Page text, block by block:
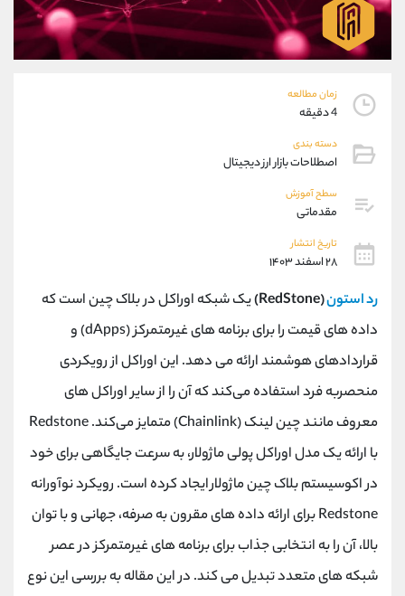
زمان مطالعه
4 دقیقه
دسته بندی
اصطلاحات بازار ارز دیجیتال
سطح آموزش
مقدماتی
تاریخ انتشار
۲۸ اسفند ۱۴۰۳
رد استون(RedStone)
یک شبکه اوراکل در بلاک چین است که
داده‌ های قیمت را برای برنامه ‌های غیرمتمرکز (dApps) و
قراردادهای هوشمند ارائه می ‌دهد. این اوراکل از رویکردی
منحصربه ‌فرد استفاده می‌کند که آن را از سایر اوراکل‌ های
معروف مانند چین ‌لینک (Chainlink) متمایز می‌کند. Redstone
با ارائه یک مدل اوراکل پولی ماژولار، به سرعت جایگاهی برای خود
در اکوسیستم بلاک چین ماژولار ایجاد کرده است. رویکرد نوآورانه
Redstone برای ارائه داده های مقرون به صرفه، جهانی و با توان
بالا، آن را به انتخابی جذاب برای برنامه های غیرمتمرکز در عصر
شبکه های متعدد تبدیل می کند. در این مقاله به بررسی این نوع
09304891085
واتساپ شروع گفتگو
تلگرام @Armteam_admin_103
پشتیبان فروش
موبایل
اطلاعات تماس
تلفن 021-22021030
021-22021040
بدون پیش شماره
اینستاگرام @alireza.mehrabii
کانال تلگرام @alirezamehrabi_com
@alirezamehrabi_official